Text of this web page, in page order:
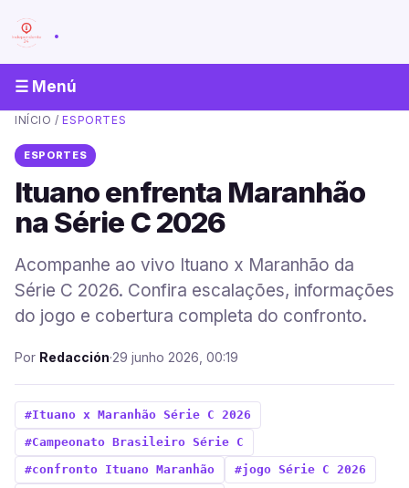
.
☰ Menú
INÍCIO /ESPORTES
ESPORTES
Ituano enfrenta Maranhão
na Série C 2026
Acompanhe ao vivo Ituano x Maranhão da
Série C 2026. Confira escalações, informações
do jogo e cobertura completa do confronto.
Por Redacción·29 junho 2026, 00:19
#Ituano x Maranhão Série C 2026
#Campeonato Brasileiro Série C
#confronto Ituano Maranhão
#jogo Série C 2026